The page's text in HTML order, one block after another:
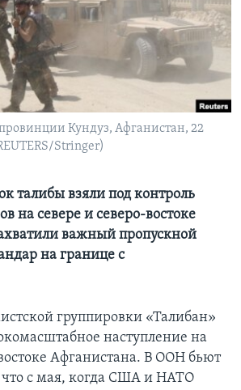
Кундуз, Афганистан, 22
Stringer)
талибы взяли под контроль
на севере и северо-востоке
важный пропускной
на границе с
группировки «Талибан»
наступление на
Афганистана. В ООН бьют
что с мая, когда США и НАТО